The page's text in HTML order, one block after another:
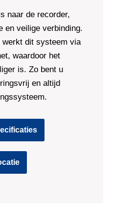
naar de recorder,
en veilige verbinding.
werkt dit systeem via
waardoor het
is. Zo bent u
en altijd